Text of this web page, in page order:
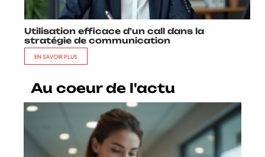
Utilisation efficace d’un call dans la
stratégie de communication
EN SAVOIR PLUS
Au coeur de l'actu